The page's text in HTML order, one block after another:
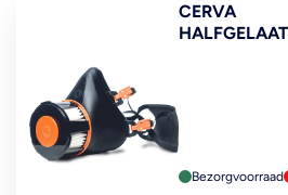
CERVA
Bezorgvoorraad